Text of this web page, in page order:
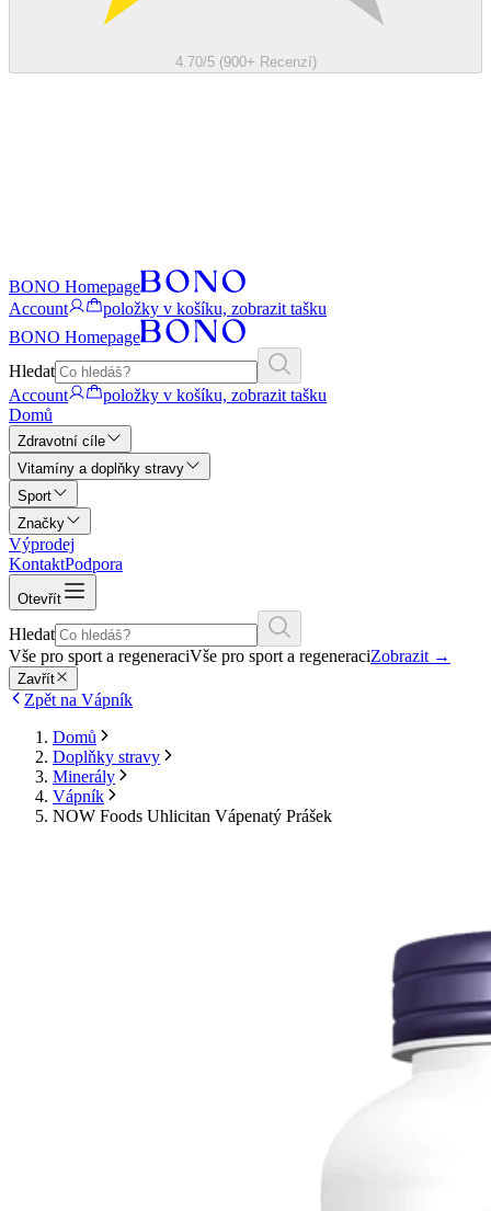
4.70/5 (900+ Recenzí)
BONO Homepage
Account
položky v košíku, zobrazit tašku
BONO Homepage
Hledat
Account
položky v košíku, zobrazit tašku
Domů
Zdravotní cíle
Vitamíny a doplňky stravy
Sport
Značky
Výprodej
KontaktPodpora
Otevřít
Hledat
Vše pro sport a regeneraciVše pro sport a regeneraciZobrazit →
Zavřít
Zpět na Vápník
Domů
Doplňky stravy
Minerály
Vápník
NOW Foods Uhlicitan Vápenatý Prášek